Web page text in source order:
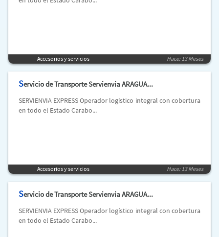
Accesorios y servicios Hace: 13 Meses
Servicio de Transporte Servienvia ARAGUA...
SERVIENVIA EXPRESS Operador logístico integral con cobertura
en todo el Estado Carabo...
Accesorios y servicios Hace: 13 Meses
Servicio de Transporte Servienvia ARAGUA...
SERVIENVIA EXPRESS Operador logístico integral con cobertura
en todo el Estado Carabo...